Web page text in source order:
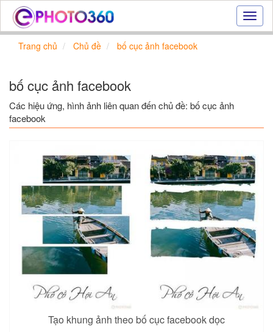
Hiệu
ứng
tuyến,
online
Trang chủ Chủ đề bố cục ảnh facebook
bố cục ảnh facebook
Các hiệu ứng, hình ảnh liên quan đến chủ đề: bố cục ảnh
facebook
Tạo khung ảnh theo bố cục facebook dọc